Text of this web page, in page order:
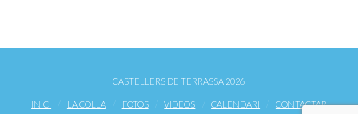
CASTELLERS DE TERRASSA 2026
INICI LA COLLA FOTOS VIDEOS CALENDARI CONTACTAR